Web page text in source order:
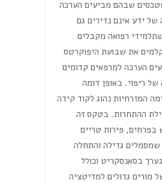
שבהם מביעים הערכה
ידע אינם נדירים גם
רפואה מקבלים
את שבועת היפוקרטס
הערכה למרפאים קדומים
של ריפוי. באופן דומה
המזרחיות נהוג לקוד קידה
ההתחרות. בטקס זה
פירות טריים
גדילה והתחלה
בסאנסקריט וכולל
מורים גדולים למדיטציה